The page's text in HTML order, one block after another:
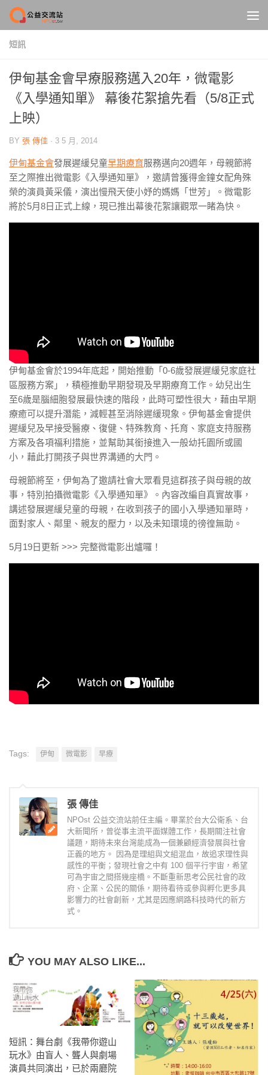
Skip to content
短訊
伊甸基金會早療服務邁入20年，微電影
《入學通知單》 幕後花絮搶先看（5/8正式
上映）
BY 張 傳佳 · 3 5 月, 2014
伊甸基金會發展遲緩兒童早期療育服務邁向20週年，母親節將
至之際推出微電影《入學通知單》，邀請曾獲得金鐘女配角殊
榮的演員黃采儀，演出慢飛天使小妤的媽媽「世芳」。微電影
將於5月8日正式上線，現已推出幕後花絮讓觀眾一睹為快。
伊甸基金會於1994年底起，開始推動「0-6歲發展遲緩兒家庭社
區服務方案」，積極推動早期發現及早期療育工作。幼兒出生
至6歲是腦細胞發展最快速的階段，此時可塑性很大，藉由早期
療癒可以提升潛能，減輕甚至消除遲緩現象。伊甸基金會提供
遲緩兒及早接受醫療、復健、特殊教育、托育、家庭支持服務
方案及各項福利措施，並幫助其銜接進入一般幼托園所或國
小，藉此打開孩子與世界溝通的大門。
母親節將至，伊甸為了邀請社會大眾看見這群孩子與母­親的故
事，特別拍攝微電影《入學通知單》。內容改編自真實故事，
講述發展遲緩兒童的母親，在收到孩子的國小入學通知單時，
面對家­人、鄰里、親友的壓力，以及未知環境的徬徨無助。
5月19日更新 >>> 完整微電影出爐囉！
Tags: 伊甸 微電影 早療
張 傳佳
NPOst 公益交流站前任主編。畢業於台大公衛系、台
大新聞所，曾從事主流平面媒體工作，長期關注社會
議題，期待未來台灣能成為一個兼顧經濟發展與社會
正義的地方。 因為是理組與文組混血，故追求理性與
感性的平衡；發現社會之中有 100 個平行宇宙，希望
可為宇宙之間搭幾座橋。不斷重新思考公民社會的政
府、企業、公民的關係，期待看待或參與孵化更多具
影響力的社會創新，尤其是因應網路科技時代的新方
式。
YOU MAY ALSO LIKE...
短訊：舞台劇《我帶你遊山
玩水》由盲人、聾人與劇場
演員共同演出，已於兩廳院